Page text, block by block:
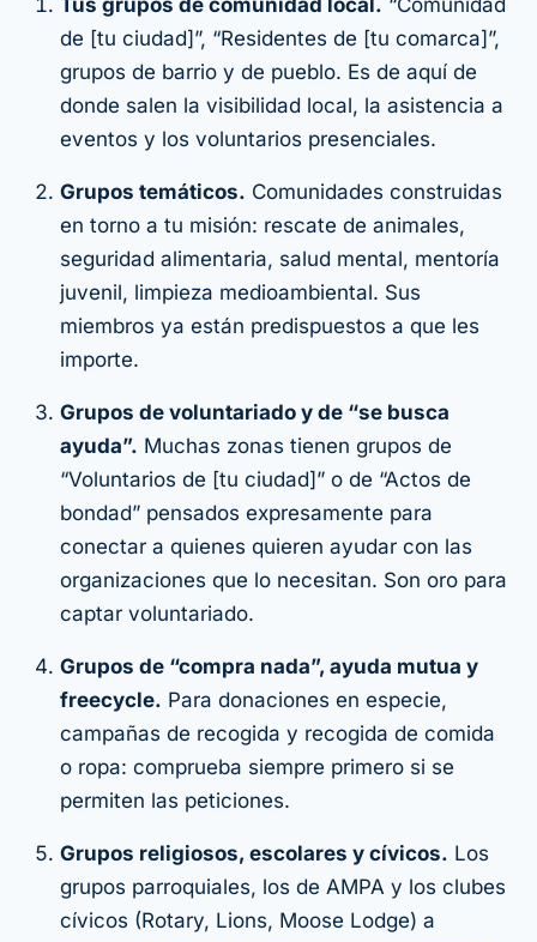
de [tu ciudad]”, “Residentes de [tu comarca]”,
grupos de barrio y de pueblo. Es de aquí de
donde salen la visibilidad local, la asistencia a
eventos y los voluntarios presenciales.
Grupos temáticos. Comunidades construidas
en torno a tu misión: rescate de animales,
seguridad alimentaria, salud mental, mentoría
juvenil, limpieza medioambiental. Sus
miembros ya están predispuestos a que les
importe.
Grupos de voluntariado y de “se busca
ayuda”. Muchas zonas tienen grupos de
“Voluntarios de [tu ciudad]” o de “Actos de
bondad” pensados expresamente para
conectar a quienes quieren ayudar con las
organizaciones que lo necesitan. Son oro para
captar voluntariado.
Grupos de “compra nada”, ayuda mutua y
freecycle. Para donaciones en especie,
campañas de recogida y recogida de comida
o ropa: comprueba siempre primero si se
permiten las peticiones.
Grupos religiosos, escolares y cívicos. Los
grupos parroquiales, los de AMPA y los clubes
cívicos (Rotary, Lions, Moose Lodge) a